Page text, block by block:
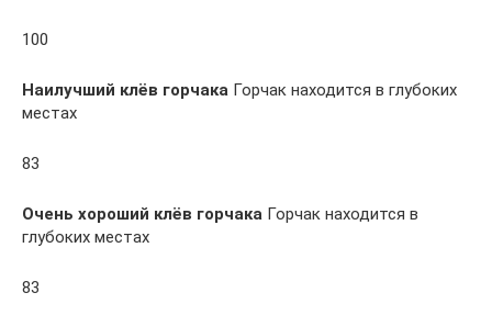
100
Наилучший клёв горчака Горчак находится в глубоких
местах
83
Очень хороший клёв горчака Горчак находится в
глубоких местах
83